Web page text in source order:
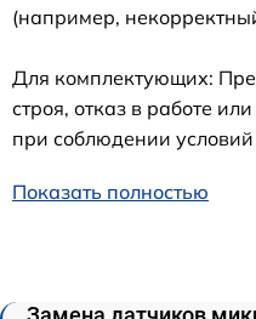
(например,
Для комплектующих:
строя, отказ в работе
при соблюдении
Показать полностью